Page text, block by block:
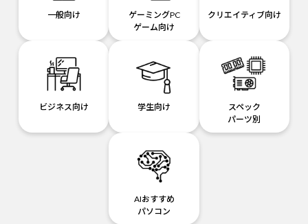
一般向け
ゲーミングPC
ゲーム向け
クリエイティブ向け
ビジネス向け 学生向け
スペック
パーツ別
AIおすすめ
パソコン